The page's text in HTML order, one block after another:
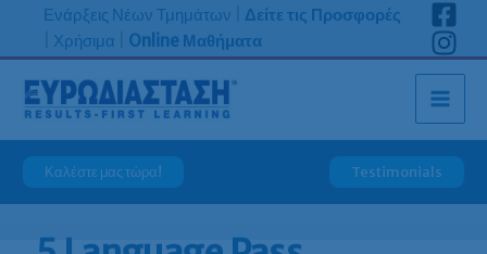
Μετάβαση
περιεχόμενο
Ενάρξεις Νέων Τμημάτων
Δείτε τις Προσφορές
Χρήσιμα Online Μαθήματα
Καλέστε μας τώρα! Testimonials